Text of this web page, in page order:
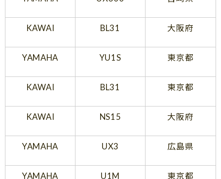
KAWAI BL31 大阪府
YAMAHA YU1S 東京都
KAWAI BL31 東京都
KAWAI NS15 大阪府
YAMAHA UX3 広島県
YAMAHA U1M 東京都